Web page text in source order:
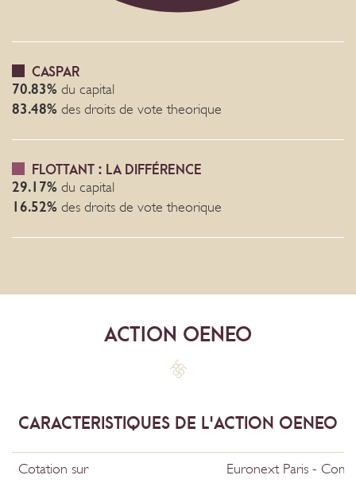
CASPAR
70.83% du capital
83.48% des droits de vote theorique
FLOTTANT : LA DIFFÉRENCE
29.17% du capital
16.52% des droits de vote theorique
ACTION OENEO
CARACTERISTIQUES DE L'ACTION OENEO
Cotation sur
Euronext Paris -